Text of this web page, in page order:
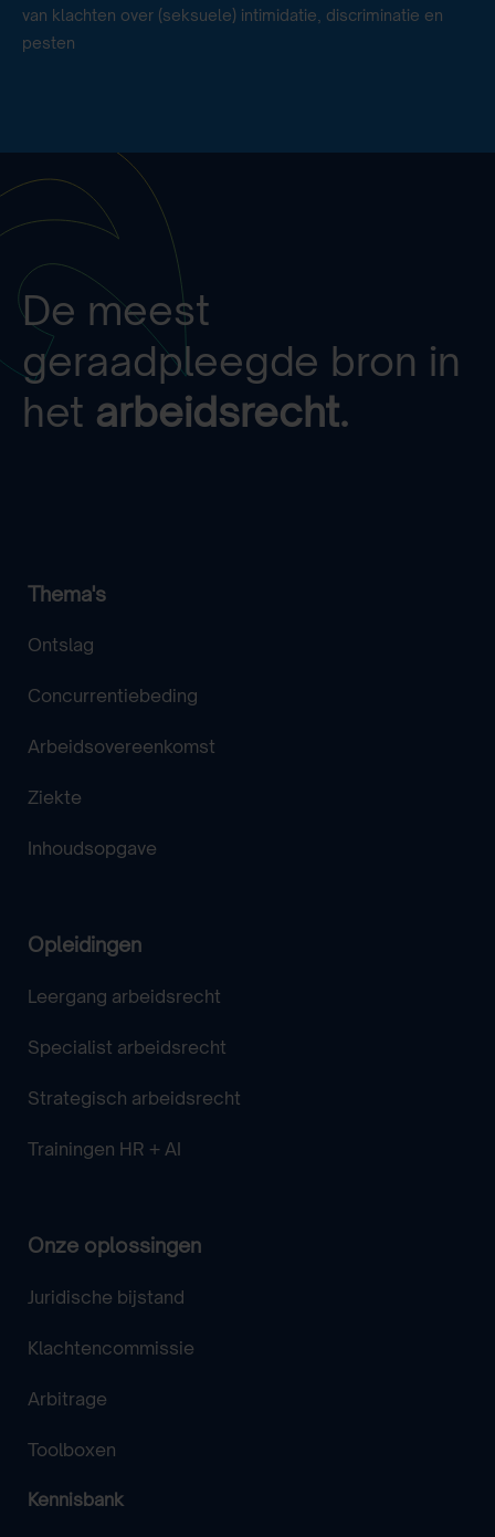
van klachten over (seksuele) intimidatie, discriminatie en
pesten
De meest
geraadpleegde bron in
het arbeidsrecht.
Thema's
Ontslag
Concurrentiebeding
Arbeidsovereenkomst
Ziekte
Inhoudsopgave
Opleidingen
Leergang arbeidsrecht
Specialist arbeidsrecht
Strategisch arbeidsrecht
Trainingen HR + AI
Onze oplossingen
Juridische bijstand
Klachtencommissie
Arbitrage
Toolboxen
Kennisbank